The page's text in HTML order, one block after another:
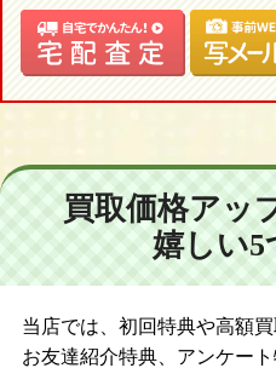
買取価格アッ
嬉しい5
当店では、初回特典や高額
お友達紹介特典、アンケー